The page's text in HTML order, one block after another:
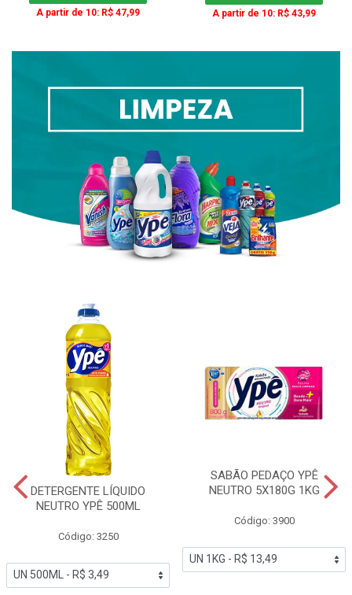
A partir de 10: R$ 47,99 A partir de 10: R$ 43,99
DETERGENTE LÍQUIDO
NEUTRO YPÊ 500ML
Código: 3250
SABÃO PEDAÇO YPÊ
NEUTRO 5X180G 1KG
Código: 3900